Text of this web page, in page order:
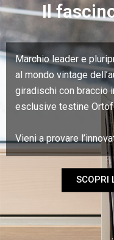
Il
Marchio leader e
al mondo vintage
giradischi con braccio
esclusive testine
Vieni a provare
SCOPRI